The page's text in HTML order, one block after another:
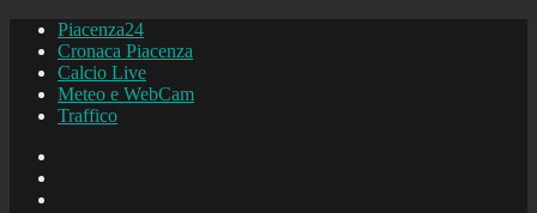
Piacenza24
Cronaca Piacenza
Calcio Live
Meteo e WebCam
Traffico